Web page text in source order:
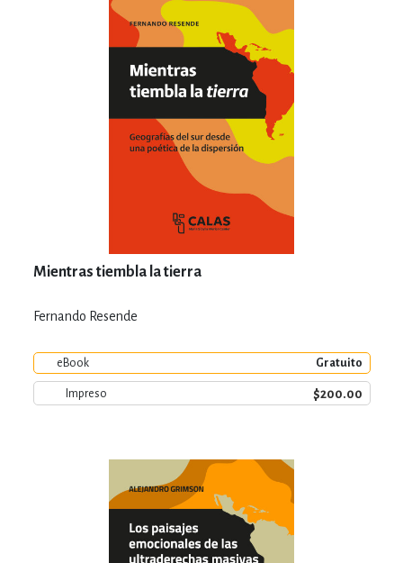
Mientras tiembla la tierra
Fernando Resende
eBook Gratuito
Impreso $200.00